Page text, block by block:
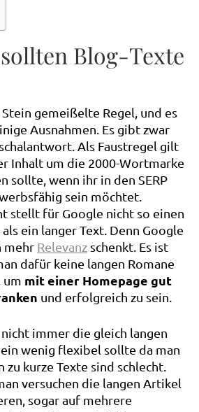
Blog-Texte
gemeißelte Regel, und es
Ausnahmen. Es gibt zwar
Als Faustregel gilt
Inhalt um die 2000-Wortmarke
sollte, wenn ihr in den SERP
sein möchtet.
stellt für Google nicht so einen
ein langer Text. Denn Google
mehr Relevanz schenkt. Es ist
dafür keine langen Romane
um mit einer Homepage gut
und erfolgreich zu sein.
immer die gleich langen
wenig flexibel sollte da man
zu kurze Texte sind schlecht.
versuchen die langen Artikel
sogar auf mehrere